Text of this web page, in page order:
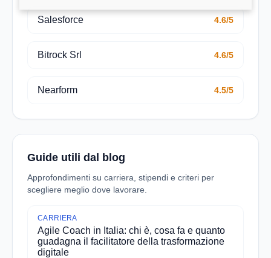
Salesforce 4.6/5
Bitrock Srl 4.6/5
Nearform 4.5/5
Guide utili dal blog
Approfondimenti su carriera, stipendi e criteri per
scegliere meglio dove lavorare.
CARRIERA
Agile Coach in Italia: chi è, cosa fa e quanto
guadagna il facilitatore della trasformazione
digitale